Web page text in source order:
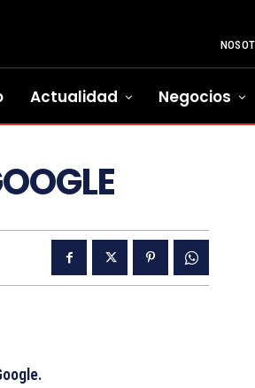
Actualidad Negocios